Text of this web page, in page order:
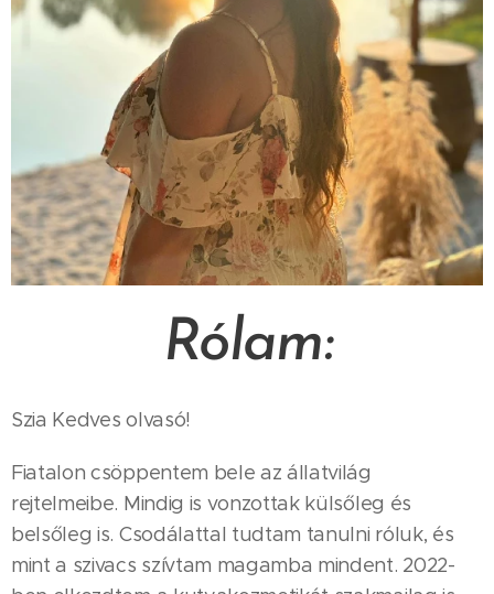
Rólam:
Szia Kedves olvasó!
Fiatalon csöppentem bele az állatvilág
rejtelmeibe. Mindig is vonzottak külsőleg és
belsőleg is. Csodálattal tudtam tanulni róluk, és
mint a szivacs szívtam magamba mindent. 2022-